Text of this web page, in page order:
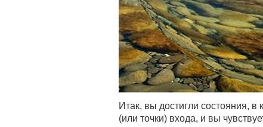
Итак, вы достигли состояния, в
(или точки) входа, и вы